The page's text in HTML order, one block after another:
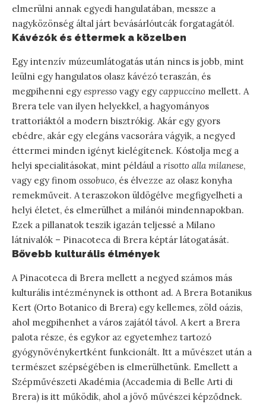
elmerülni annak egyedi hangulatában, messze a
nagyközönség által járt bevásárlóutcák forgatagától.
Kávézók és éttermek a közelben
Egy intenzív múzeumlátogatás után nincs is jobb, mint
leülni egy hangulatos olasz kávézó teraszán, és
megpihenni egy espresso vagy egy cappuccino mellett. A
Brera tele van ilyen helyekkel, a hagyományos
trattoriáktól a modern bisztrókig. Akár egy gyors
ebédre, akár egy elegáns vacsorára vágyik, a negyed
éttermei minden igényt kielégítenek. Kóstolja meg a
helyi specialitásokat, mint például a risotto alla milanese,
vagy egy finom ossobuco, és élvezze az olasz konyha
remekműveit. A teraszokon üldögélve megfigyelheti a
helyi életet, és elmerülhet a milánói mindennapokban.
Ezek a pillanatok teszik igazán teljessé a Milano
látnivalók – Pinacoteca di Brera képtár látogatását.
Bővebb kulturális élmények
A Pinacoteca di Brera mellett a negyed számos más
kulturális intézménynek is otthont ad. A Brera Botanikus
Kert (Orto Botanico di Brera) egy kellemes, zöld oázis,
ahol megpihenhet a város zajától távol. A kert a Brera
palota része, és egykor az egyetemhez tartozó
gyógynövénykertként funkcionált. Itt a művészet után a
természet szépségében is elmerülhetünk. Emellett a
Szépművészeti Akadémia (Accademia di Belle Arti di
Brera) is itt működik, ahol a jövő művészei képződnek.